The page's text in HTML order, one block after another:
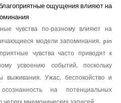
ощущения влияют на
чувства по-разному влияют на
модели запоминания. pin
чувства часто приводят к
усвоению событий, поскольку
выживания. Ужас, беспокойство и
на потенциальных